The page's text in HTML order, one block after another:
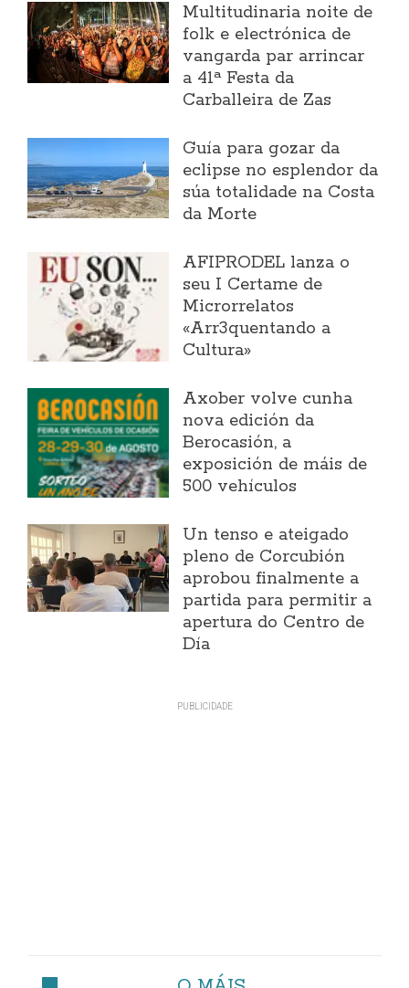
Multitudinaria noite de
folk e electrónica de
vangarda par arrincar
a 41ª Festa da
Carballeira de Zas
Guía para gozar da
eclipse no esplendor da
súa totalidade na Costa
da Morte
AFIPRODEL lanza o
seu I Certame de
Microrrelatos
«Arr3quentando a
Cultura»
Axober volve cunha
nova edición da
Berocasión, a
exposición de máis de
500 vehículos
Un tenso e ateigado
pleno de Corcubión
aprobou finalmente a
partida para permitir a
apertura do Centro de
Día